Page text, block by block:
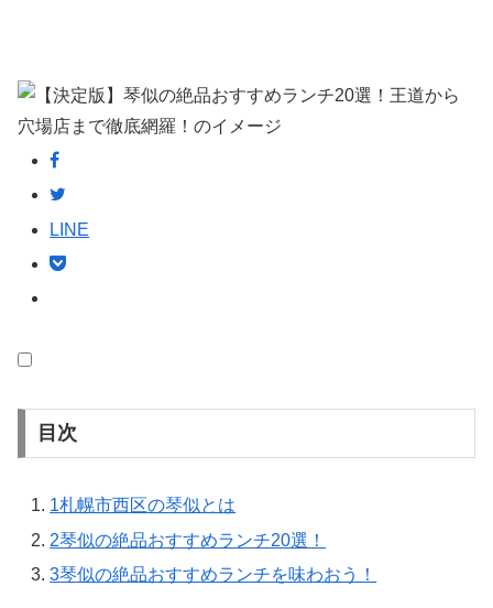
LINE
目次
1札幌市西区の琴似とは
2琴似の絶品おすすめランチ20選！
3琴似の絶品おすすめランチを味わおう！